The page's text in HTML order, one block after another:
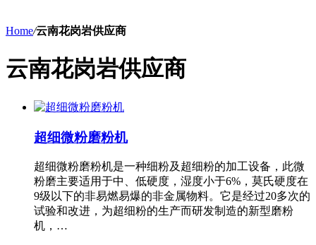
Home/云南花岗岩供应商
云南花岗岩供应商
超细微粉磨粉机
超细微粉磨粉机是一种细粉及超细粉的加工设备，此微
粉磨主要适用于中、低硬度，湿度小于6%，莫氏硬度在
9级以下的非易燃易爆的非金属物料。它是经过20多次的
试验和改进，为超细粉的生产而研发制造的新型磨粉
机，…